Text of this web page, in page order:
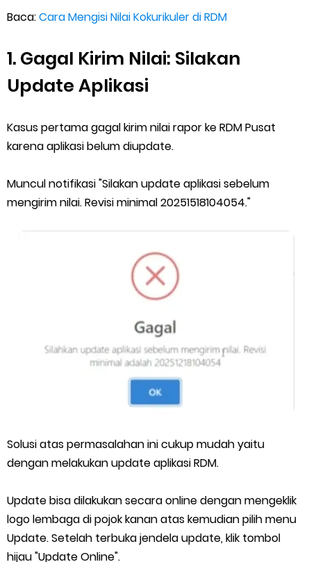
Baca:Cara Mengisi Nilai Kokurikuler di RDM
1. Gagal Kirim Nilai: Silakan
Update Aplikasi
Kasus pertama gagal kirim nilai rapor ke RDM Pusat
karena aplikasi belum diupdate.
Muncul notifikasi "Silakan update aplikasi sebelum
mengirim nilai. Revisi minimal 20251518104054."
Solusi atas permasalahan ini cukup mudah yaitu
dengan melakukan update aplikasi RDM.
Update bisa dilakukan secara online dengan mengeklik
logo lembaga di pojok kanan atas kemudian pilih menu
Update. Setelah terbuka jendela update, klik tombol
hijau "Update Online".